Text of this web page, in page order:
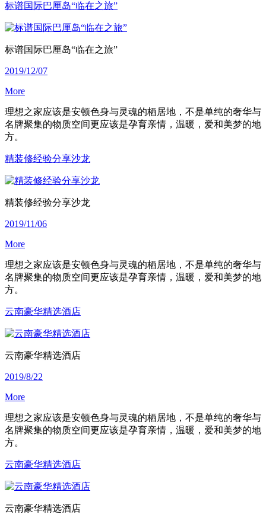
标谱国际巴厘岛“临在之旅”
标谱国际巴厘岛“临在之旅”
2019/12/07
More
理想之家应该是安顿色身与灵魂的栖居地，不是单纯的奢华与
名牌聚集的物质空间更应该是孕育亲情，温暖，爱和美梦的地
方。
精装修经验分享沙龙
精装修经验分享沙龙
2019/11/06
More
理想之家应该是安顿色身与灵魂的栖居地，不是单纯的奢华与
名牌聚集的物质空间更应该是孕育亲情，温暖，爱和美梦的地
方。
云南豪华精选酒店
云南豪华精选酒店
2019/8/22
More
理想之家应该是安顿色身与灵魂的栖居地，不是单纯的奢华与
名牌聚集的物质空间更应该是孕育亲情，温暖，爱和美梦的地
方。
云南豪华精选酒店
云南豪华精选酒店